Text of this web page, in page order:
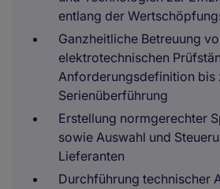
entlang der
Ganzheitliche Betreuung
elektrotechnischen
Anforderungsdefinition bis
Serienüberführung
Erstellung normgerechter
sowie Auswahl und
Lieferanten
Durchführung technischer